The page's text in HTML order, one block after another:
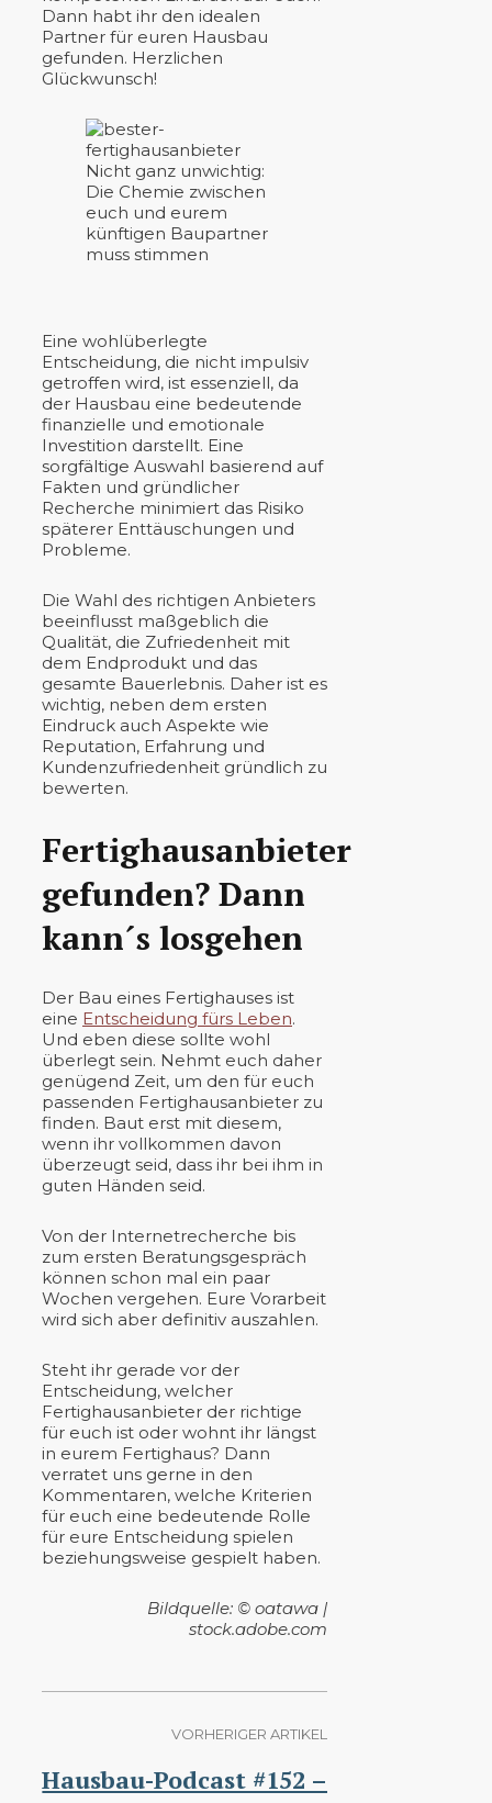
Dann habt ihr den idealen
Partner für euren Hausbau
gefunden. Herzlichen
Glückwunsch!
Nicht ganz unwichtig:
Die Chemie zwischen
euch und eurem
künftigen Baupartner
muss stimmen
Eine wohlüberlegte
Entscheidung, die nicht impulsiv
getroffen wird, ist essenziell, da
der Hausbau eine bedeutende
finanzielle und emotionale
Investition darstellt. Eine
sorgfältige Auswahl basierend auf
Fakten und gründlicher
Recherche minimiert das Risiko
späterer Enttäuschungen und
Probleme.
Die Wahl des richtigen Anbieters
beeinflusst maßgeblich die
Qualität, die Zufriedenheit mit
dem Endprodukt und das
gesamte Bauerlebnis. Daher ist es
wichtig, neben dem ersten
Eindruck auch Aspekte wie
Reputation, Erfahrung und
Kundenzufriedenheit gründlich zu
bewerten.
Fertighausanbieter
gefunden? Dann
kann´s losgehen
Der Bau eines Fertighauses ist
eine Entscheidung fürs Leben.
Und eben diese sollte wohl
überlegt sein. Nehmt euch daher
genügend Zeit, um den für euch
passenden Fertighausanbieter zu
finden. Baut erst mit diesem,
wenn ihr vollkommen davon
überzeugt seid, dass ihr bei ihm in
guten Händen seid.
Von der Internetrecherche bis
zum ersten Beratungsgespräch
können schon mal ein paar
Wochen vergehen. Eure Vorarbeit
wird sich aber definitiv auszahlen.
Steht ihr gerade vor der
Entscheidung, welcher
Fertighausanbieter der richtige
für euch ist oder wohnt ihr längst
in eurem Fertighaus? Dann
verratet uns gerne in den
Kommentaren, welche Kriterien
für euch eine bedeutende Rolle
für eure Entscheidung spielen
beziehungsweise gespielt haben.
Bildquelle: © oatawa |
stock.adobe.com
VORHERIGER ARTIKEL
Hausbau-Podcast #152 –